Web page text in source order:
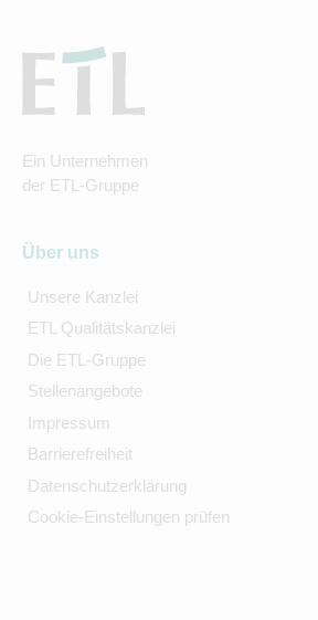
Ein Unternehmen
der ETL-Gruppe
Über uns
Unsere Kanzlei
ETL Qualitätskanzlei
Die ETL-Gruppe
Stellenangebote
Impressum
Barrierefreiheit
Datenschutzerklärung
Cookie-Einstellungen prüfen